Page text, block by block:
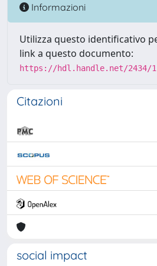
Informazioni
Utilizza questo identificativo
link a questo documento:
https://hdl.handle.net/2434/
Citazioni
social impact